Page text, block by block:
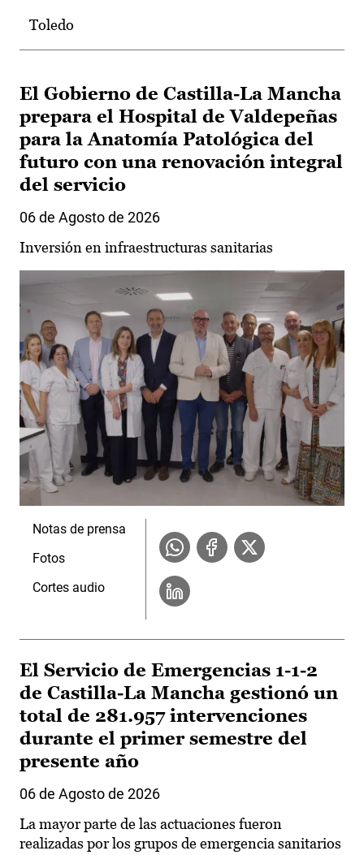
Toledo
El Gobierno de Castilla-La Mancha
prepara el Hospital de Valdepeñas
para la Anatomía Patológica del
futuro con una renovación integral
del servicio
06 de Agosto de 2026
Inversión en infraestructuras sanitarias
Notas de prensa
Fotos
Cortes audio
El Servicio de Emergencias 1-1-2
de Castilla-La Mancha gestionó un
total de 281.957 intervenciones
durante el primer semestre del
presente año
06 de Agosto de 2026
La mayor parte de las actuaciones fueron
realizadas por los grupos de emergencia sanitarios